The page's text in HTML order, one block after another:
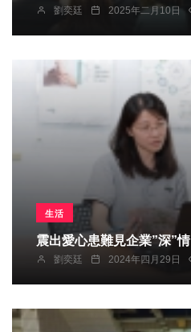
劉奕廷 2025年二月10日
生活
震出愛心患難見企業”深”情
劉奕廷 2024年四月29日